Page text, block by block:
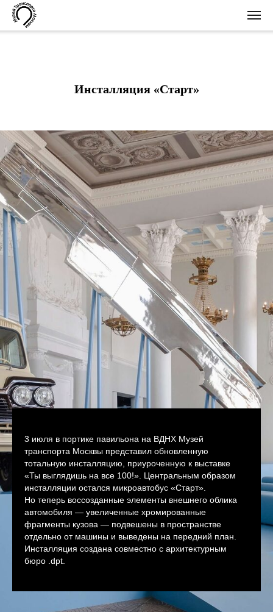
Инсталляция «Старт»
3 июля в портике павильона на ВДНХ Музей
транспорта Москвы представил обновленную
тотальную инсталляцию, приуроченную к выставке
«Ты выглядишь на все 100!». Центральным образом
инсталляции остался микроавтобус «Старт».
Но теперь воссозданные элементы внешнего облика
автомобиля — увеличенные хромированные
фрагменты кузова — подвешены в пространстве
отдельно от машины и выведены на передний план.
Инсталляция создана совместно с архитектурным
бюро .dpt.